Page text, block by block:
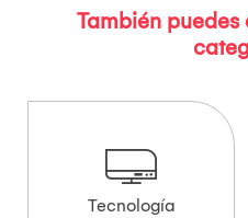
También
Tecnología